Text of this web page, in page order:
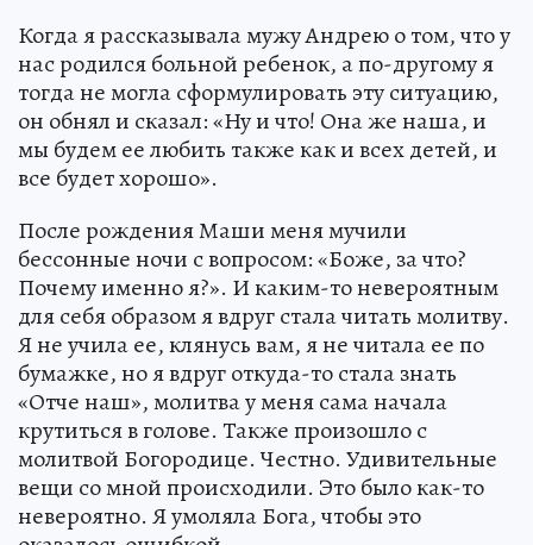
Когда я рассказывала мужу Андрею о том, что у
нас родился больной ребенок, а по-другому я
тогда не могла сформулировать эту ситуацию,
он обнял и сказал: «Ну и что! Она же наша, и
мы будем ее любить также как и всех детей, и
все будет хорошо».
После рождения Маши меня мучили
бессонные ночи с вопросом: «Боже, за что?
Почему именно я?». И каким-то невероятным
для себя образом я вдруг стала читать молитву.
Я не учила ее, клянусь вам, я не читала ее по
бумажке, но я вдруг откуда-то стала знать
«Отче наш», молитва у меня сама начала
крутиться в голове. Также произошло с
молитвой Богородице. Честно. Удивительные
вещи со мной происходили. Это было как-то
невероятно. Я умоляла Бога, чтобы это